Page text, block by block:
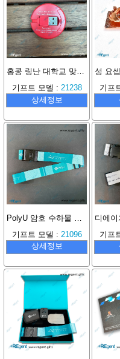
홍콩 링난 대학교 맞춤형 USB 충전 케이블
기프트 모델 : 21238
상세정보
기프
기프트 모델 : 21096
상세정보
기프